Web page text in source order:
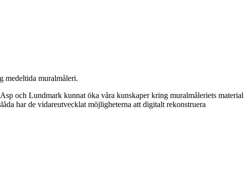
medeltida muralmåleri.
och Lundmark kunnat öka våra kunskaper kring muralmåleriets material
har de vidareutvecklat möjligheterna att digitalt rekonstruera